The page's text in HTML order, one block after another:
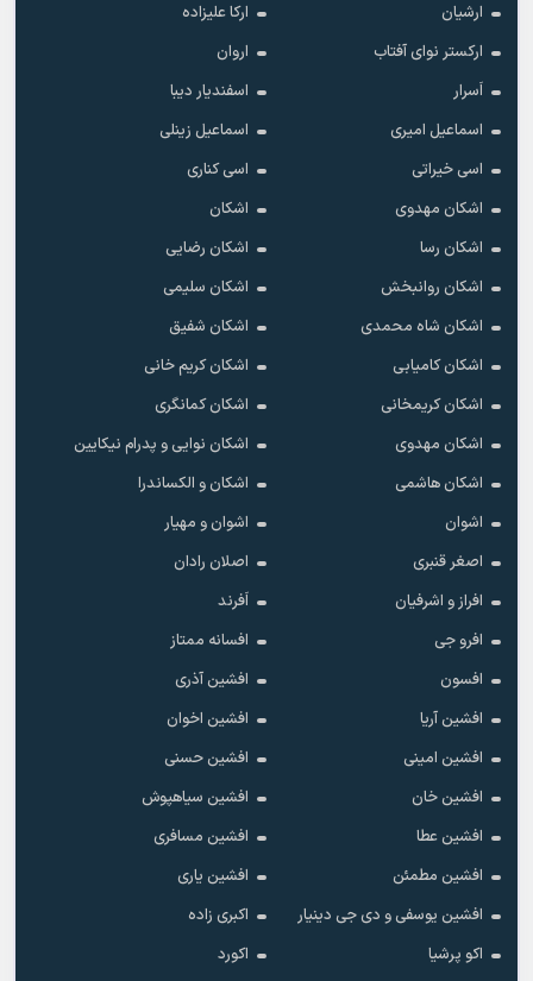
ارشیان
ارکا علیزاده
ارکستر نوای آفتاب
اروان
اَسرار
اسفندیار دیبا
اسماعیل امیری
اسماعیل زینلی
اسی خیراتی
اسی کناری
اشکان مهدوى
اشکان
اشکان رسا
اشکان رضایی
اشکان روانبخش
اشکان سلیمی
اشکان شاه محمدی
اشکان شفیق
اشکان کامیابی
اشکان کریم خانی
اشکان کریمخانی
اشکان کمانگری
اشکان مهدوی
اشکان نوایی و پدرام نیکایین
اشکان هاشمی
اشکان و الکساندرا
اشوان
اشوان و مهیار
اصغر قنبری
اصلان رادان
افراز و اشرفیان
اَفرند
افرو جی
افسانه ممتاز
افسون
افشین آذری
افشین آریا
افشین اخوان
افشین امینی
افشین حسنی
افشین خان
افشین سیاهپوش
افشین عطا
افشین مسافری
افشین مطمئن
افشین یاری
افشین یوسفی و دی جی دینیار
اکبری زاده
اکو پرشیا
اکورد